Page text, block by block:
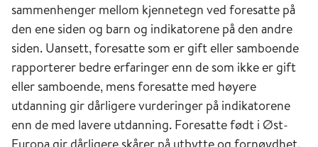
sammenhenger mellom kjennetegn ved foresatte på
den ene siden og barn og indikatorene på den andre
siden. Uansett, foresatte som er gift eller samboende
rapporterer bedre erfaringer enn de som ikke er gift
eller samboende, mens foresatte med høyere
utdanning gir dårligere vurderinger på indikatorene
enn de med lavere utdanning. Foresatte født i Øst-